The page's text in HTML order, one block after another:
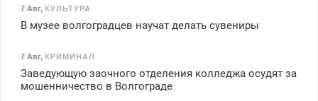
7 Авг, КУЛЬТУРА
В музее волгоградцев научат делать сувениры
7 Авг, КРИМИНАЛ
Заведующую заочного отделения колледжа осудят за
мошенничество в Волгограде